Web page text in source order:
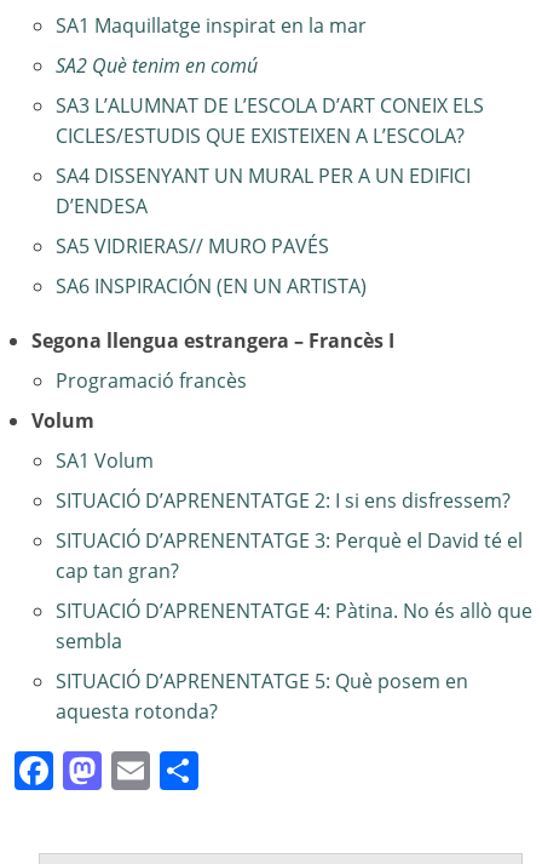
SA1 Maquillatge inspirat en la mar
SA2 Què tenim en comú
SA3 L’ALUMNAT DE L’ESCOLA D’ART CONEIX ELS
CICLES/ESTUDIS QUE EXISTEIXEN A L’ESCOLA?
SA4 DISSENYANT UN MURAL PER A UN EDIFICI
D’ENDESA
SA5 VIDRIERAS// MURO PAVÉS
SA6 INSPIRACIÓN (EN UN ARTISTA)
Segona llengua estrangera – Francès I
Programació francès
Volum
SA1 Volum
SITUACIÓ D’APRENENTATGE 2: I si ens disfressem?
SITUACIÓ D’APRENENTATGE 3: Perquè el David té el
cap tan gran?
SITUACIÓ D’APRENENTATGE 4: Pàtina. No és allò que
sembla
SITUACIÓ D’APRENENTATGE 5: Què posem en
aquesta rotonda?
Facebook
Mastodon
Email